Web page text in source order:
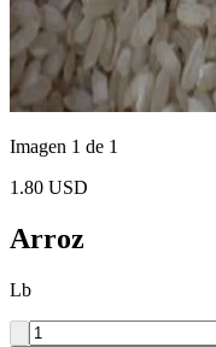
Imagen 1 de 1
1.80 USD
Arroz
Lb